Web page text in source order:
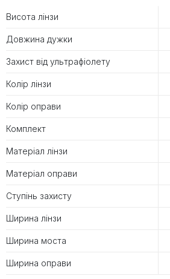
Висота лінзи
Довжина дужки
Захист від ультрафіолету
Колір лінзи
Колір оправи
Комплект
Матеріал лінзи
Матеріал оправи
Ступінь захисту
Ширина лінзи
Ширина моста
Ширина оправи